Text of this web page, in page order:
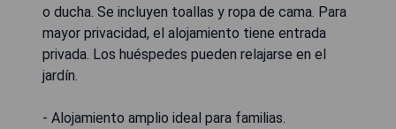
o ducha. Se incluyen toallas y ropa de cama. Para
mayor privacidad, el alojamiento tiene entrada
privada. Los huéspedes pueden relajarse en el
jardín.
- Alojamiento amplio ideal para familias.